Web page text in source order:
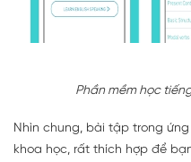
Phần mềm học
Nhìn chung, bài tập trong
khoa học, rất thích hợp để